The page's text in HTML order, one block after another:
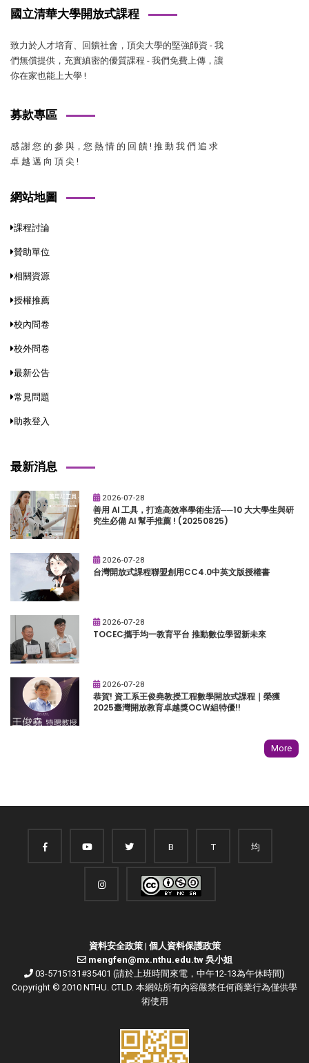
國立清華大學開放式課程
致力於人才培育、回饋社會，頂尖大學的堅強師資 - 我
們無償提供，充實縝密的優質課程 - 我們免費上傳，讓
你在家也能上大學 !
募款專區
感 謝 您 的 參 與，您 熱 情 的 回 饋 ! 推 動 我 們 追 求
卓 越 邁 向 頂 尖 !
網站地圖
課程討論
贊助單位
相關資源
授權推薦
校內問卷
校外問卷
最新公告
常見問題
助教登入
最新消息
2026-07-28
善用 AI 工具，打造高效率學術生活──10 大大學生與研
究生必備 AI 幫手推薦 ! (20250825)
2026-07-28
台灣開放式課程聯盟創用CC4.0中英文版授權書
2026-07-28
TOCEC攜手均一教育平台 推動數位學習新未來
2026-07-28
恭賀! 資工系王俊堯教授工程數學開放式課程｜榮獲
2025臺灣開放教育卓越獎OCW組特優!!
More
B T 均
資料安全政策| 個人資料保護政策
mengfen@mx.nthu.edu.tw 吳小姐
03-5715131#35401 (請於上班時間來電，中午12-13為午休時間)
Copyright © 2010 NTHU. CTLD. 本網站所有內容嚴禁任何商業行為僅供學
術使用